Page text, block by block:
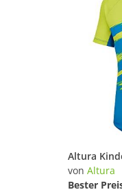
von Altura
Bester